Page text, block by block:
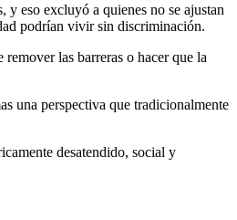
y eso excluyó a quienes no se ajustan
podrían vivir sin discriminación.
las barreras o hacer que la
una perspectiva que tradicionalmente
desatendido, social y